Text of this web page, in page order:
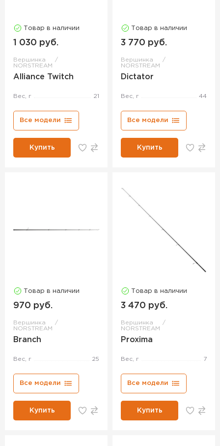
Товар в наличии
1 030 руб.
Вершинка
NORSTREAM
Alliance Twitch
Вес, г 21
Все модели
Купить
Товар в наличии
3 770 руб.
Вершинка
NORSTREAM
Dictator
Вес, г 44
Все модели
Купить
Товар в наличии
970 руб.
Вершинка
NORSTREAM
Branch
Вес, г 25
Все модели
Купить
Товар в наличии
3 470 руб.
Вершинка
NORSTREAM
Proxima
Вес, г 7
Все модели
Купить